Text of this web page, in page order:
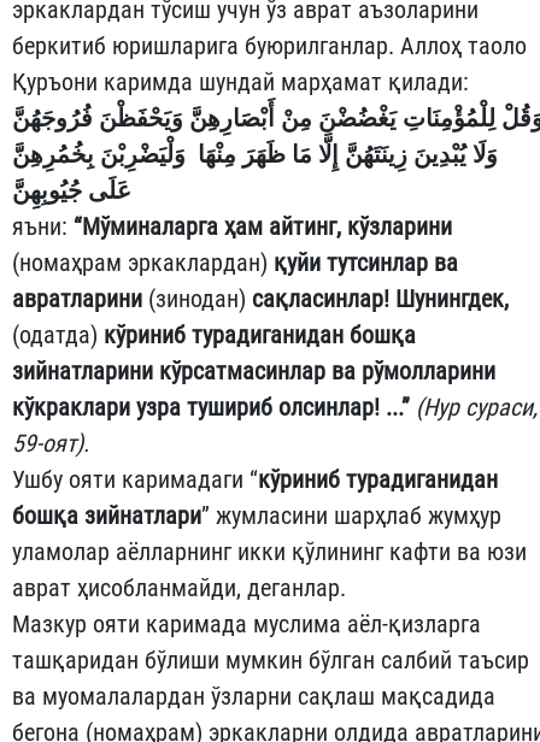
эркаклардан тўсиш учун ўз аврат аъзоларини
беркитиб юришларига буюрилганлар. Аллоҳ таоло
Қуръони каримда шундай марҳамат қилади:
لِلْمُؤْمِنَاتِ يَغْضُضْنَ مِنْ أَبْصَارِهِنَّ وَيَحْفَظْنَ فُرُوجَهُنَّ
وَلَا يُبْدِينَ زِينَتَهُنَّ إِلَّا مَا ظَهَرَ مِنْهَا وَلْيَضْرِبْنَ بِخُمُرِهِنَّ
عَلَى جُيُوبِهِنَّ
яъни: “Мўминаларга ҳам айтинг, кўзларини
(номаҳрам эркаклардан) қуйи тутсинлар ва
авратларини (зинодан) сақласинлар! Шунингдек,
(одатда) кўриниб турадиганидан бошқа
зийнатларини кўрсатмасинлар ва рўмолларини
кўкраклари узра тушириб олсинлар! ...” (Нур сураси,
59-оят).
Ушбу ояти каримадаги “кўриниб турадиганидан
бошқа зийнатлари” жумласини шарҳлаб жумҳур
уламолар аёлларнинг икки қўлининг кафти ва юзи
аврат ҳисобланмайди, деганлар.
Мазкур ояти каримада муслима аёл-қизларга
ташқаридан бўлиши мумкин бўлган салбий таъсир
ва муомалалардан ўзларни сақлаш мақсадида
бегона (номаҳрам) эркакларни олдида